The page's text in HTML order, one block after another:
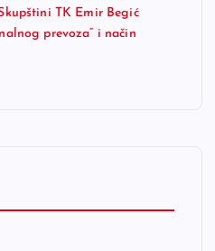
TK Emir Begić
prevoza“ i način